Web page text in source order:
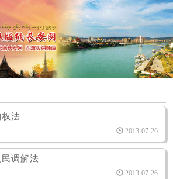
法
2013-07-26
调解法
2013-07-26